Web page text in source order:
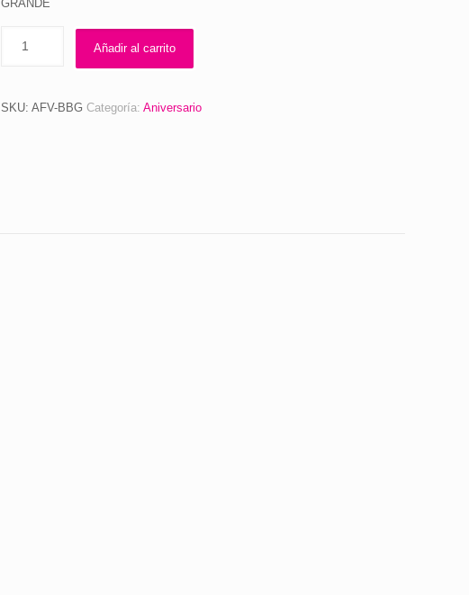
GRANDE
Añadir al carrito
SKU: AFV-BBG Categoría: Aniversario